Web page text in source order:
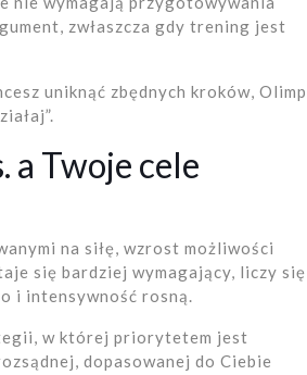
zwłaszcza gdy trening jest
uniknąć zbędnych kroków, Olimp
Twoje cele
na siłę, wzrost możliwości
się bardziej wymagający, liczy się
i intensywność rosną.
w której priorytetem jest
dopasowanej do Ciebie